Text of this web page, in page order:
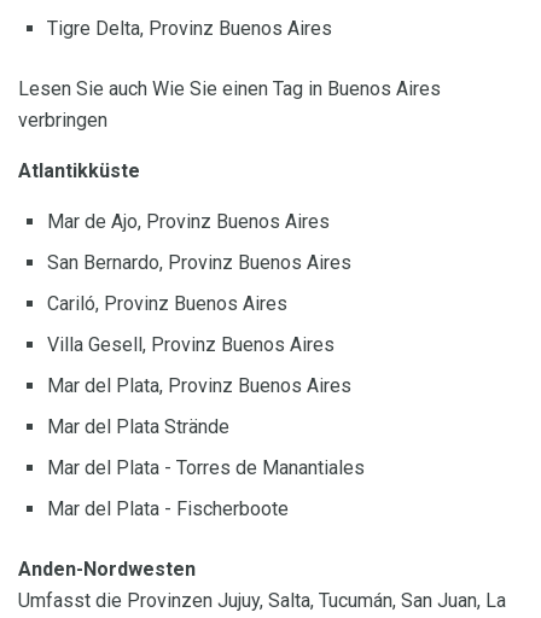
Tigre Delta, Provinz Buenos Aires
Lesen Sie auch Wie Sie einen Tag in Buenos Aires
verbringen
Atlantikküste
Mar de Ajo, Provinz Buenos Aires
San Bernardo, Provinz Buenos Aires
Cariló, Provinz Buenos Aires
Villa Gesell, Provinz Buenos Aires
Mar del Plata, Provinz Buenos Aires
Mar del Plata Strände
Mar del Plata - Torres de Manantiales
Mar del Plata - Fischerboote
Anden-Nordwesten
Umfasst die Provinzen Jujuy, Salta, Tucumán, San Juan, La